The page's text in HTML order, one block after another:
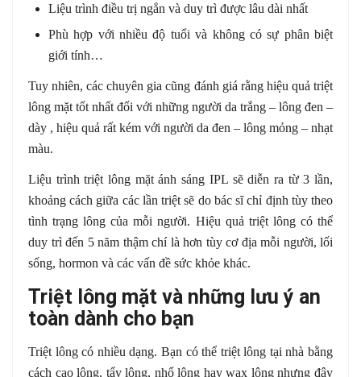
Liệu trình điều trị ngắn và duy trì được lâu dài nhất
Phù hợp với nhiều độ tuổi và không có sự phân biệt
giới tính…
Tuy nhiên, các chuyên gia cũng đánh giá rằng hiệu quả triệt
lông mặt tốt nhất đối với những người da trắng – lông đen –
dày , hiệu quả rất kém với người da đen – lông mỏng – nhạt
màu.
Liệu trình triệt lông mặt ánh sáng IPL sẽ diễn ra từ 3 lần,
khoảng cách giữa các lần triệt sẽ do bác sĩ chỉ định tùy theo
tình trạng lông của mỗi người. Hiệu quả triệt lông có thể
duy trì đến 5 năm thậm chí là hơn tùy cơ địa mỗi người, lối
sống, hormon và các vấn đề sức khỏe khác.
Triệt lông mặt và những lưu ý an
toàn dành cho bạn
Triệt lông có nhiều dạng. Bạn có thể triệt lông tại nhà bằng
cách cạo lông, tẩy lông, nhổ lông hay wax lông nhưng đây